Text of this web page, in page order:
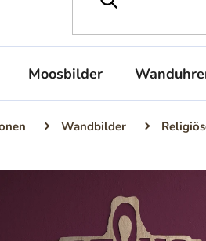
Moosbilder
Wandbilder